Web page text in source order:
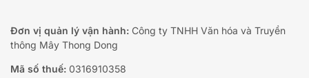
Đơn vị quản lý vận hành: Công ty TNHH Văn hóa và Truyền
thông Mây Thong Dong
Mã số thuế: 0316910358